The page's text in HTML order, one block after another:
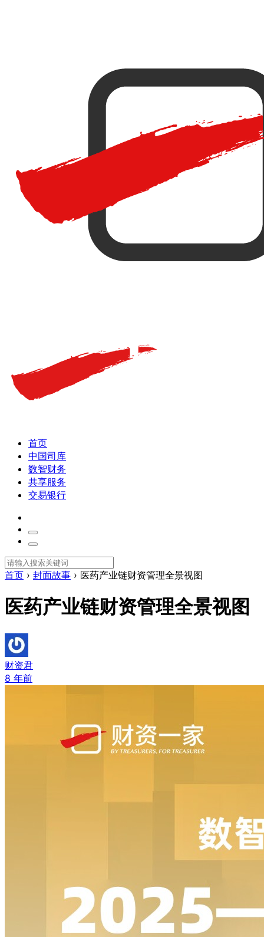
首页
中国司库
数智财务
共享服务
交易银行
首页 › 封面故事 › 医药产业链财资管理全景视图
医药产业链财资管理全景视图
财资君
8 年前